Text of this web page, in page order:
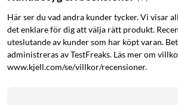
Här ser du vad andra kunder tycker. Vi visar
det enklare för dig att välja rätt produkt.
uteslutande av kunder som har köpt varan.
administreras av TestFreaks. Läs mer om
www.kjell.com/se/villkor/recensioner.